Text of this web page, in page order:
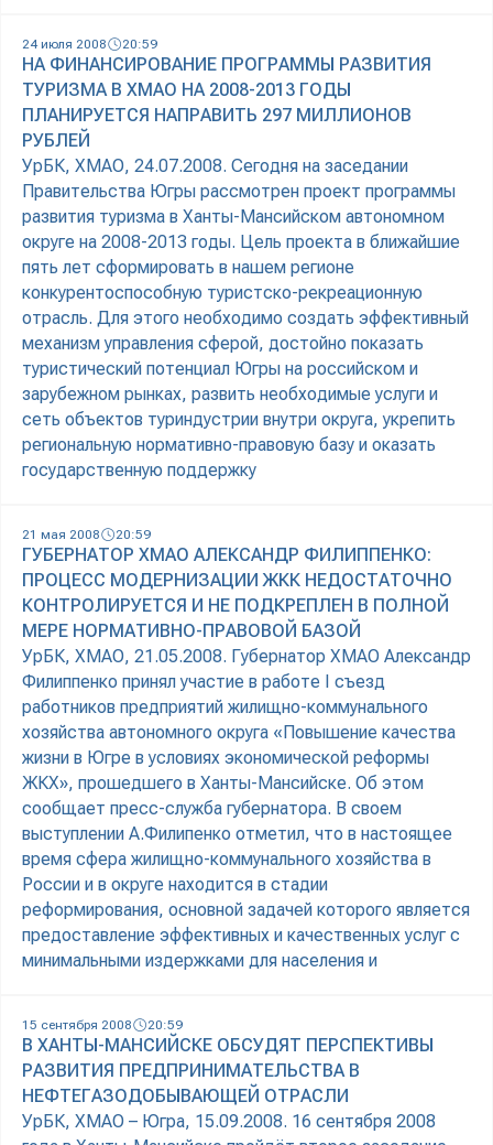
24 июля 2008 20:59
НА ФИНАНСИРОВАНИЕ ПРОГРАММЫ РАЗВИТИЯ
ТУРИЗМА В ХМАО НА 2008-2013 ГОДЫ
ПЛАНИРУЕТСЯ НАПРАВИТЬ 297 МИЛЛИОНОВ
РУБЛЕЙ
УрБК, ХМАО, 24.07.2008. Сегодня на заседании
Правительства Югры рассмотрен проект программы
развития туризма в Ханты-Мансийском автономном
округе на 2008-2013 годы. Цель проекта в ближайшие
пять лет сформировать в нашем регионе
конкурентоспособную туристско-рекреационную
отрасль. Для этого необходимо создать эффективный
механизм управления сферой, достойно показать
туристический потенциал Югры на российском и
зарубежном рынках, развить необходимые услуги и
сеть объектов туриндустрии внутри округа, укрепить
региональную нормативно-правовую базу и оказать
государственную поддержку
21 мая 2008 20:59
ГУБЕРНАТОР ХМАО АЛЕКСАНДР ФИЛИППЕНКО:
ПРОЦЕСС МОДЕРНИЗАЦИИ ЖКК НЕДОСТАТОЧНО
КОНТРОЛИРУЕТСЯ И НЕ ПОДКРЕПЛЕН В ПОЛНОЙ
МЕРЕ НОРМАТИВНО-ПРАВОВОЙ БАЗОЙ
УрБК, ХМАО, 21.05.2008. Губернатор ХМАО Александр
Филиппенко принял участие в работе I съезд
работников предприятий жилищно-коммунального
хозяйства автономного округа «Повышение качества
жизни в Югре в условиях экономической реформы
ЖКХ», прошедшего в Ханты-Мансийске. Об этом
сообщает пресс-служба губернатора. В своем
выступлении А.Филипенко отметил, что в настоящее
время сфера жилищно-коммунального хозяйства в
России и в округе находится в стадии
реформирования, основной задачей которого является
предоставление эффективных и качественных услуг с
минимальными издержками для населения и
15 сентября 2008 20:59
В ХАНТЫ-МАНСИЙСКЕ ОБСУДЯТ ПЕРСПЕКТИВЫ
РАЗВИТИЯ ПРЕДПРИНИМАТЕЛЬСТВА В
НЕФТЕГАЗОДОБЫВАЮЩЕЙ ОТРАСЛИ
УрБК, ХМАО – Югра, 15.09.2008. 16 сентября 2008